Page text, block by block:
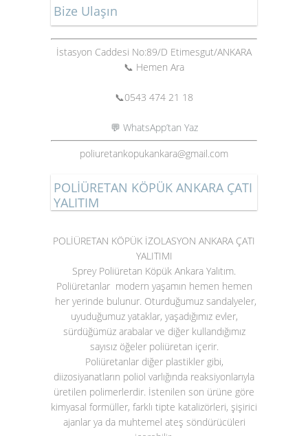
Bize Ulaşın
İstasyon Caddesi No:89/D Etimesgut/ANKARA
📞 Hemen Ara
📞0543 474 21 18
💬 WhatsApp’tan Yaz
poliuretankopukankara@gmail.com
POLİÜRETAN KÖPÜK ANKARA ÇATI
YALITIM
POLİÜRETAN KÖPÜK İZOLASYON ANKARA ÇATI
YALITIMI
Sprey Poliüretan Köpük Ankara Yalıtım.
Poliüretanlar modern yaşamın hemen hemen
her yerinde bulunur. Oturduğumuz sandalyeler,
uyuduğumuz yataklar, yaşadığımız evler,
sürdüğümüz arabalar ve diğer kullandığımız
sayısız öğeler poliüretan içerir.
Poliüretanlar diğer plastikler gibi,
diizosiyanatların poliol varlığında reaksiyonlarıyla
üretilen polimerlerdir. İstenilen son ürüne göre
kimyasal formüller, farklı tipte katalizörleri, şişirici
ajanlar ya da muhtemel ateş söndürücüleri